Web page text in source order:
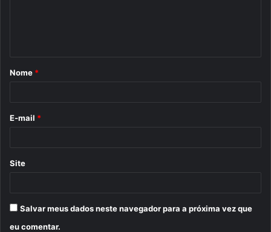
r
Nome *
E-mail *
Site
Salvar meus dados neste navegador para a próxima vez que
eu comentar.